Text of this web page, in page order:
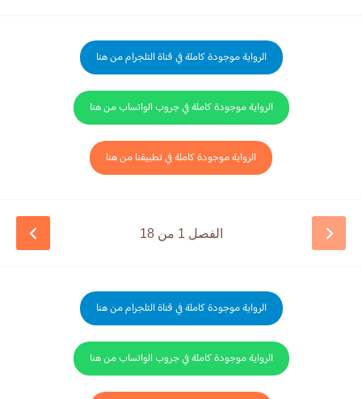
الرواية موجودة كاملة في قناة التلجرام من هنا
الرواية موجودة كاملة في جروب الواتساب من هنا
الرواية موجودة كاملة في تطبيقنا من هنا
الفصل 1 من 18
الرواية موجودة كاملة في قناة التلجرام من هنا
الرواية موجودة كاملة في جروب الواتساب من هنا